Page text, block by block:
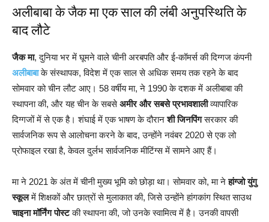
अलीबाबा के जैक मा एक साल की लंबी अनुपस्थिति के
बाद लौटे
जैक मा, दुनिया भर में घूमने वाले चीनी अरबपति और ई-कॉमर्स की दिग्गज कंपनी
अलीबाबाके संस्थापक, विदेश में एक साल से अधिक समय तक रहने के बाद
सोमवार को चीन लौट आए। 58 वर्षीय मा, ने 1990 के दशक में अलीबाबा की
स्थापना की, और यह चीन के सबसेअमीर और सबसे प्रभावशालीव्यापारिक
दिग्गजों में से एक है। शंघाई में एक भाषण के दौरानशी जिनपिंगसरकार की
सार्वजनिक रूप से आलोचना करने के बाद, उन्होंने नवंबर 2020 से एक लो
प्रोफाइल रखा है, केवल दुर्लभ सार्वजनिक मीटिंग्स में सामने आए हैं।
मा ने 2021 के अंत में चीनी मुख्य भूमि को छोड़ा था। सोमवार को, मा नेहांग्जो युंगु
स्कूलमें शिक्षकों और छात्रों से मुलाकात की, जिसे उन्होंने हांगकांग स्थित साउथ
चाइना मॉर्निंग पोस्टकी स्थापना की, जो उनके स्वामित्व में है। उनकी वापसी